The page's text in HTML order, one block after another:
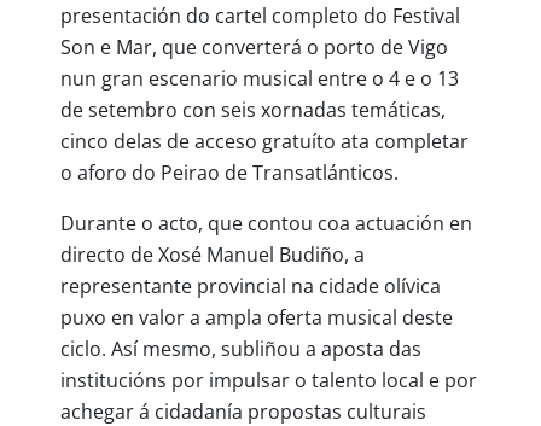
presentación do cartel completo do Festival
Son e Mar, que converterá o porto de Vigo
nun gran escenario musical entre o 4 e o 13
de setembro con seis xornadas temáticas,
cinco delas de acceso gratuíto ata completar
o aforo do Peirao de Transatlánticos.
Durante o acto, que contou coa actuación en
directo de Xosé Manuel Budiño, a
representante provincial na cidade olívica
puxo en valor a ampla oferta musical deste
ciclo. Así mesmo, subliñou a aposta das
institucións por impulsar o talento local e por
achegar á cidadanía propostas culturais